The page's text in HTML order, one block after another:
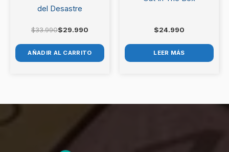
del Desastre
$33.990$29.990
AÑADIR AL CARRITO
$24.990
LEER MÁS